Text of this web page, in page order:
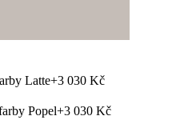
Latte+3 030 Kč
Popel+3 030 Kč